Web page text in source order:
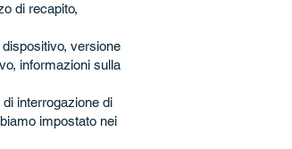
di recapito,
versione
informazioni sulla
interrogazione di
impostato nei